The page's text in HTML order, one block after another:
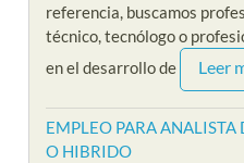
referencia, buscamos
técnico, tecnólogo o
en el desarrollo de
Leer
EMPLEO PARA
O HIBRIDO